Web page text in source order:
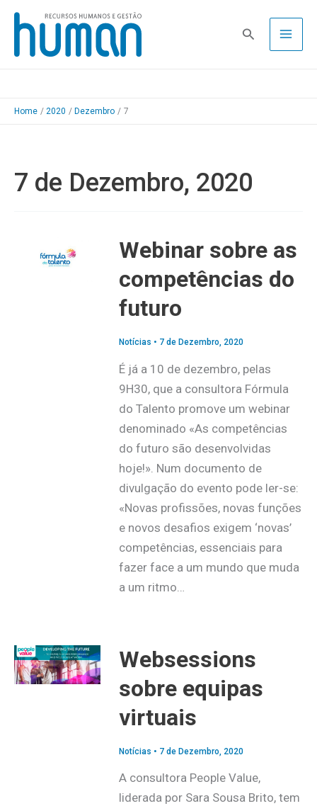
Skip
content
Pesquisa
Home 2020 Dezembro 7
7 de Dezembro, 2020
Webinar sobre as
competências do
futuro
Notícias • 7 de Dezembro, 2020
É já a 10 de dezembro, pelas
9H30, que a consultora Fórmula
do Talento promove um webinar
denominado «As competências
do futuro são desenvolvidas
hoje!». Num documento de
divulgação do evento pode ler-se:
«Novas profissões, novas funções
e novos desafios exigem ‘novas’
competências, essenciais para
fazer face a um mundo que muda
a um ritmo…
Websessions
sobre equipas
virtuais
Notícias • 7 de Dezembro, 2020
A consultora People Value,
liderada por Sara Sousa Brito, tem